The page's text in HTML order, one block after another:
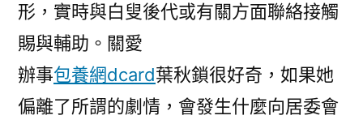
形，實時與白叟後代或有關方面聯絡接觸
賜與輔助。關愛
辦事包養網dcard葉秋鎖很好奇，如果她
偏離了所謂的劇情，會發生什麼向居委會